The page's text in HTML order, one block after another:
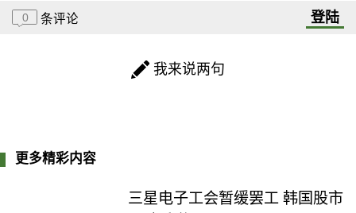
0 条评论 登陆
我来说两句
更多精彩内容
三星电子工会暂缓罢工 韩国股市